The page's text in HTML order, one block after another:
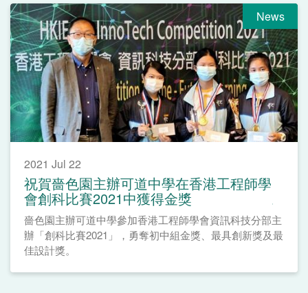
News
2021 Jul 22
祝賀嗇色園主辦可道中學在香港工程師學
會創科比賽2021中獲得金獎
嗇色園主辦可道中學參加香港工程師學會資訊科技分部主
辦「創科比賽2021」，勇奪初中組金獎、最具創新獎及最
佳設計獎。